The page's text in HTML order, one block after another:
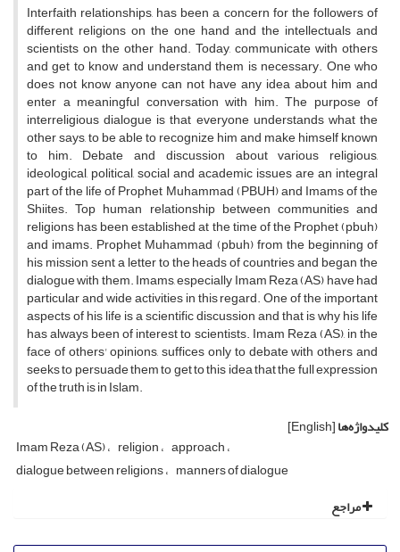
Interfaith relationships, has been a concern for the followers of
different religions on the one hand and the intellectuals and
scientists on the other hand. Today, communicate with others
and get to know and understand them is necessary. One who
does not know anyone can not have any idea about him and
enter a meaningful conversation with him. The purpose of
interreligious dialogue is that everyone understands what the
other says, to be able to recognize him and make himself known
to him. Debate and discussion about various religious,
ideological, political, social and academic issues are an integral
part of the life of Prophet Muhammad (PBUH) and Imams of the
Shiites. Top human relationship between communities and
religions has been established at the time of the Prophet (pbuh)
and imams. Prophet Muhammad (pbuh) from the beginning of
his mission sent a letter to the heads of countries and began the
dialogue with them. Imams, especially Imam Reza (AS) have had
particular and wide activities in this regard. One of the important
aspects of his life is a scientific discussion and that is why his life
has always been of interest to scientists. Imam Reza (AS), in the
face of others' opinions, suffices only to debate with others and
seeks to persuade them to get to this idea that the full expression
of the truth is in Islam.
کلیدواژه‌ها[English]
Imam Reza (AS) religion approach
dialogue between religions manners of dialogue
مراجع